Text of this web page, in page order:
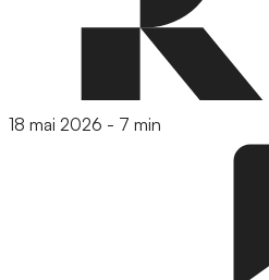
18 mai 2026 - 7 min